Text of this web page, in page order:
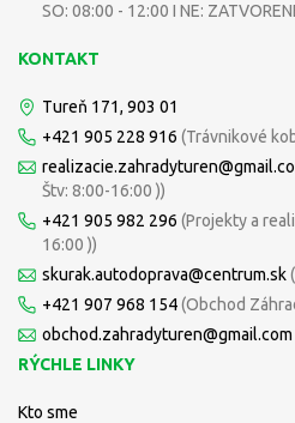
SO: 08:00 - 12:00 I NE:
KONTAKT
Tureň 171, 903 01
+421 905 228 916 (Trávnikové
Štv: 8:00-16:00 ))
+421 905 982 296 (Projekty a
16:00 ))
skurak.autodoprava@centrum.sk
+421 907 968 154(Obchod
obchod.zahradyturen@gmail.com
RÝCHLE LINKY
Kto sme